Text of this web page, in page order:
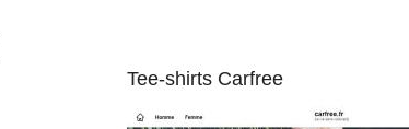
Tee-shirts Carfree